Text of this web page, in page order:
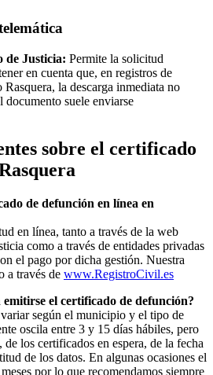
de Justicia: Permite la solicitud
en cuenta que, en registros de
Rasquera, la descarga inmediata no
documento suele enviarse
sobre el certificado
de defunción en línea en
en línea, tanto a través de la web
como a través de entidades privadas
el pago por dicha gestión. Nuestra
a través de www.RegistroCivil.es
el certificado de defunción?
según el municipio y el tipo de
oscila entre 3 y 15 días hábiles, pero
los certificados en espera, de la fecha
de los datos. En algunas ocasiones el
por lo que recomendamos siempre